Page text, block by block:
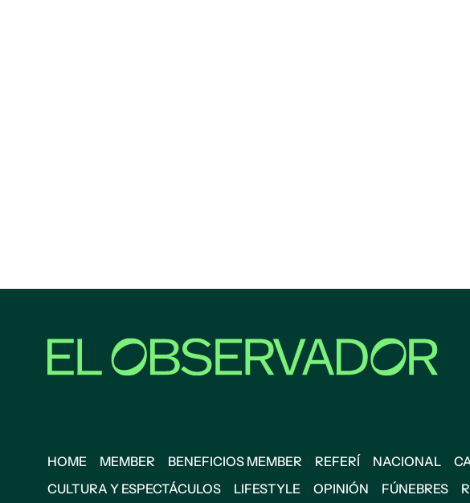
HOME MEMBER BENEFICIOS MEMBER REFERÍ NACIONAL
CULTURA Y ESPECTÁCULOS
LIFESTYLE OPINIÓN FÚNEBRES